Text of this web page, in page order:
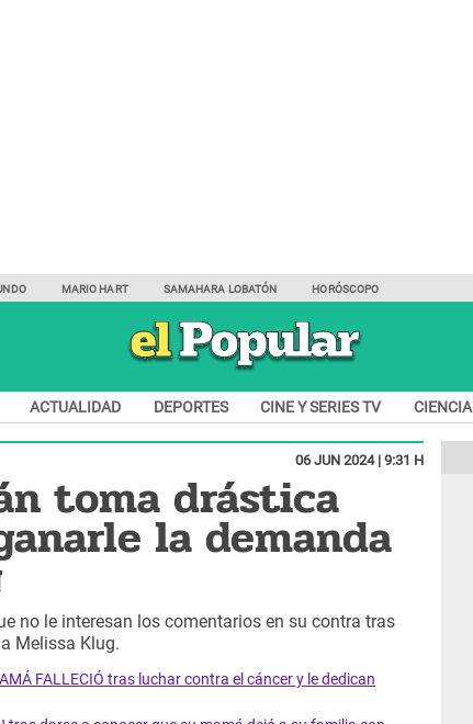
MARIO HART SAMAHARA LOBATÓN HORÓSCOPO
ACTUALIDAD DEPORTES CINE Y SERIES TV CIENCIA
06 JUN 2024 | 9:31 H
toma drástica
la demanda
no le interesan los comentarios en su contra tras
Melissa Klug.
FALLECIÓ tras luchar contra el cáncer y le dedican